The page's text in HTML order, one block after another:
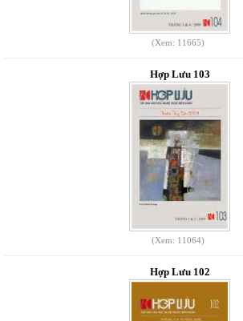
(Xem: 11665)
Hợp Lưu 103
(Xem: 11064)
Hợp Lưu 102